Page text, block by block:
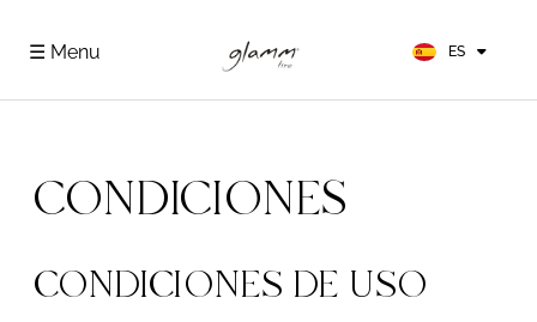
☰ Menu ES
DE
CONDICIONES
CONDICIONES DE USO